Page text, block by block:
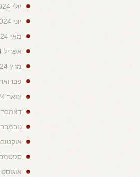
יולי 2024
יוני 2024
מאי 2024
אפריל 2024
מרץ 2024
פברואר 2024
ינואר 2024
דצמבר 2023
נובמבר 2023
אוקטובר
ספטמבר
אוגוסט 2023